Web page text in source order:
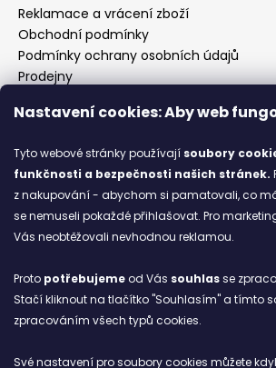
Nastavení cookies: Aby web
Tyto webové stránky používají soubory
funkčnosti a bezpečnosti našich stránek.
z nakupování - abychom si pamatovali, co
se nemuseli pokaždé přihlašovat. Pro
Vás neobtěžovali nevhodnou reklamou.
Proto potřebujemeod Vás souhlasse
Stačí kliknout na tlačítko "Souhlasím" a tímto
zpracováním všech typů cookies.
Své nastavení pro soubory cookies můžete
Reklamace a vrácení zboží
Obchodní podmínky
Podmínky ochrany osobních údajů
Prodejny
Značky
Blog
Ze starých bot staronové
ARCHIV